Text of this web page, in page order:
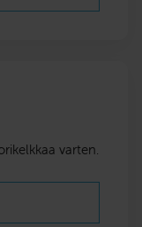
varten.